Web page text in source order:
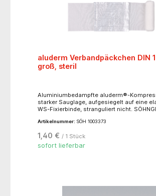
aluderm Verbandpäckchen DIN
groß, steril
Aluminiumbedampfte aluderm®-
starker Sauglage, aufgesiegelt auf eine
WS-Fixierbinde, stranguliert nicht.
m (ged.) x 10 cm, Kompresse ca. 10 x 12
Artikelnummer: SÖH 1003373
1,40 € / 1 Stück
sofort lieferbar